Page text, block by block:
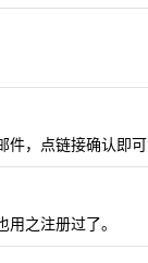
件，点链接确认即可
之注册过了。